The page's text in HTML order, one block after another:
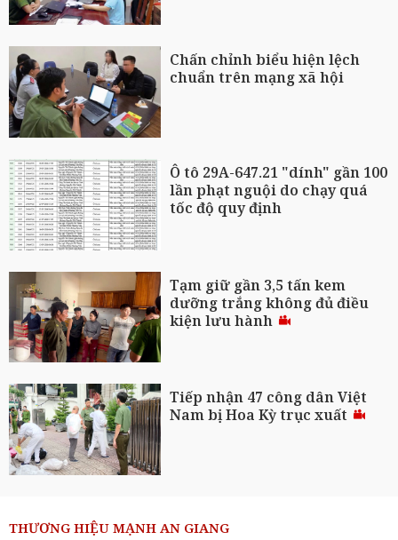
Chấn chỉnh biểu hiện lệch
chuẩn trên mạng xã hội
Ô tô 29A-647.21 "dính" gần 100
lần phạt nguội do chạy quá
tốc độ quy định
Tạm giữ gần 3,5 tấn kem
dưỡng trắng không đủ điều
kiện lưu hành
Tiếp nhận 47 công dân Việt
Nam bị Hoa Kỳ trục xuất
THƯƠNG HIỆU MẠNH AN GIANG